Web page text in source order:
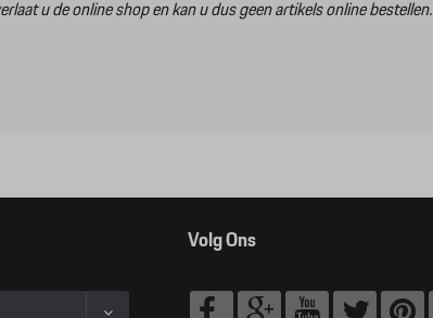
u de online shop en kan u dus geen artikels online bestellen.
Volg Ons